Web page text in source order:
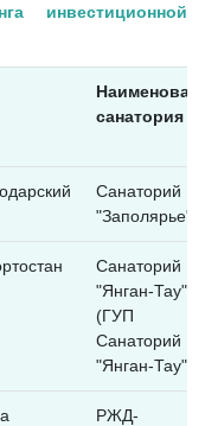
инвестиционной
санатория
Санаторий
"Заполярье"
Санаторий
"Янган-Тау"
(ГУП
Санаторий
"Янган-Тау"
РЖД-